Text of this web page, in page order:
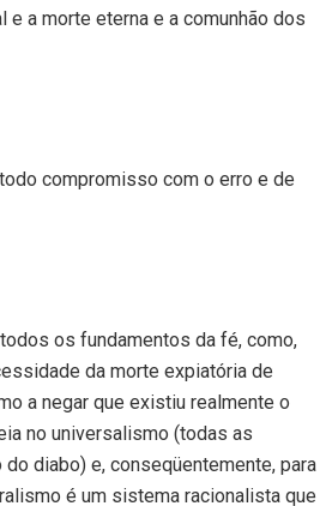
a morte eterna e a comunhão dos
compromisso com o erro e de
os fundamentos da fé, como,
da morte expiatória de
a negar que existiu realmente o
no universalismo (todas as
diabo) e, conseqüentemente, para
é um sistema racionalista que